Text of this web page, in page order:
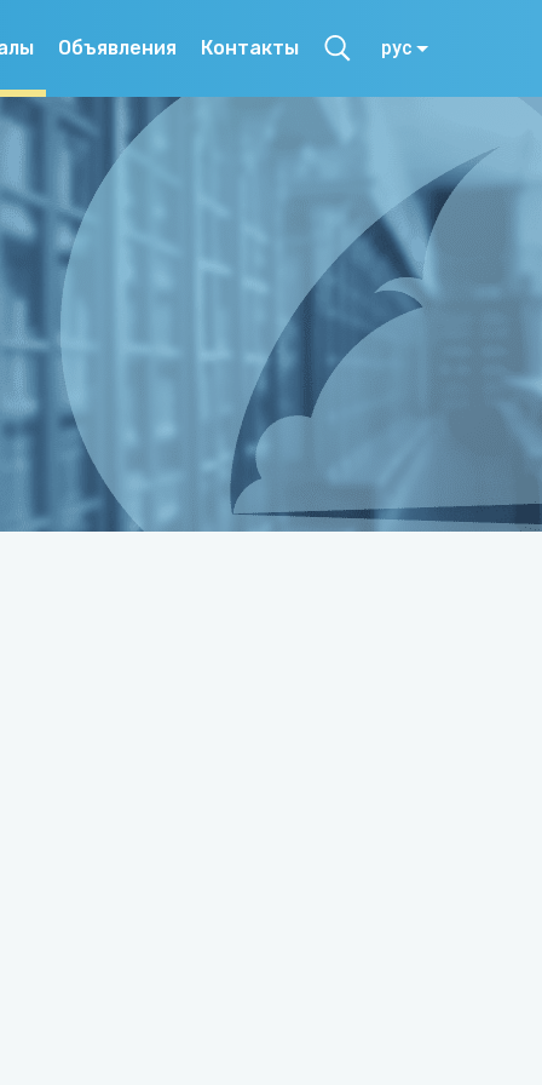
Объявления Контакты рус